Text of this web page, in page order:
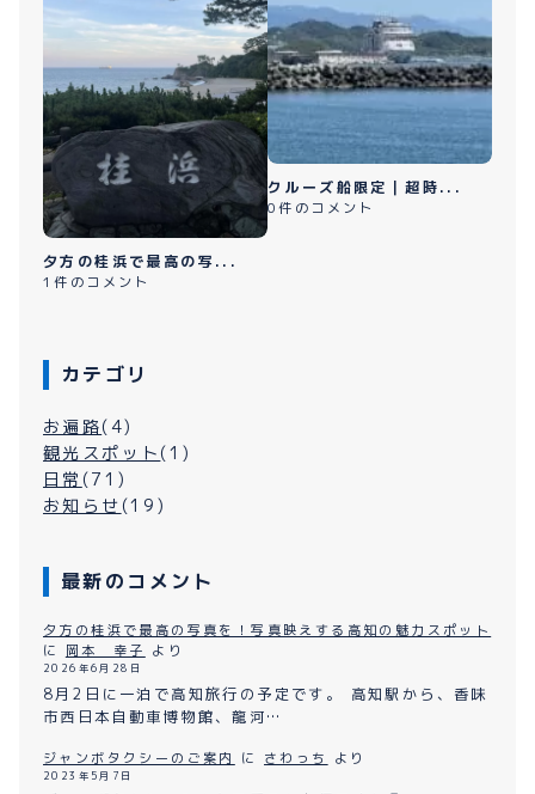
メールで予約
WEBで予約
夕方の桂浜で最高の写...
1件のコメント
クルーズ船限定｜超時...
0件のコメント
カテゴリ
お遍路(4)
観光スポット (1)
日常 (71)
お知らせ (19)
最新のコメント
夕方の桂浜で最高の写真を！写真映えする高知の魅力スポット
に 岡本 幸子 より
2026年6月28日
8月2日に一泊で高知旅行の予定です。 高知駅から、香味
市西日本自動車博物館、龍河…
ジャンボタクシーのご案内 に さわっち より
2023年5月7日